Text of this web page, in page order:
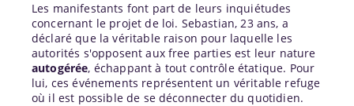
Les manifestants font part de leurs inquiétudes
concernant le projet de loi. Sebastian, 23 ans, a
déclaré que la véritable raison pour laquelle les
autorités s'opposent aux free parties est leur nature
autogérée, échappant à tout contrôle étatique. Pour
lui, ces événements représentent un véritable refuge
où il est possible de se déconnecter du quotidien.